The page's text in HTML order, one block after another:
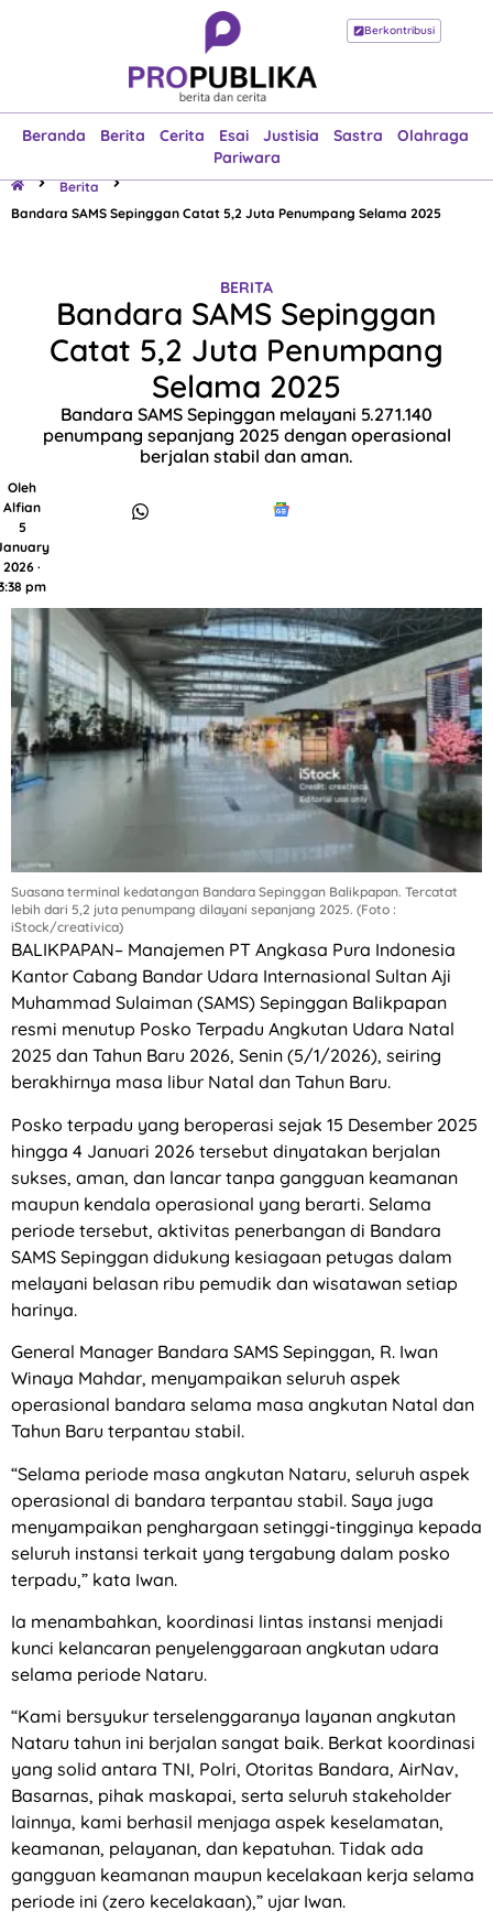
Berkontribusi
Beranda Berita Cerita Esai Justisia Sastra
Olahraga
Pariwara
Beranda
Esai
Justisia
Sastra
Olahraga
Pariwara
Berita
Bandara SAMS Sepinggan Catat 5,2 Juta Penumpang Selama 2025
BERITA
Bandara SAMS Sepinggan
Catat 5,2 Juta Penumpang
Selama 2025
Bandara SAMS Sepinggan melayani 5.271.140
penumpang sepanjang 2025 dengan operasional
berjalan stabil dan aman.
Oleh
Alfian
5
2026 ·
pm
Suasana terminal kedatangan Bandara Sepinggan Balikpapan. Tercatat
lebih dari 5,2 juta penumpang dilayani sepanjang 2025. (Foto :
iStock/creativica)
BALIKPAPAN– Manajemen PT Angkasa Pura Indonesia
Kantor Cabang Bandar Udara Internasional Sultan Aji
Muhammad Sulaiman (SAMS) Sepinggan Balikpapan
resmi menutup Posko Terpadu Angkutan Udara Natal
2025 dan Tahun Baru 2026, Senin (5/1/2026), seiring
berakhirnya masa libur Natal dan Tahun Baru.
Posko terpadu yang beroperasi sejak 15 Desember 2025
hingga 4 Januari 2026 tersebut dinyatakan berjalan
sukses, aman, dan lancar tanpa gangguan keamanan
maupun kendala operasional yang berarti. Selama
periode tersebut, aktivitas penerbangan di Bandara
SAMS Sepinggan didukung kesiagaan petugas dalam
melayani belasan ribu pemudik dan wisatawan setiap
harinya.
General Manager Bandara SAMS Sepinggan, R. Iwan
Winaya Mahdar, menyampaikan seluruh aspek
operasional bandara selama masa angkutan Natal dan
Tahun Baru terpantau stabil.
“Selama periode masa angkutan Nataru, seluruh aspek
operasional di bandara terpantau stabil. Saya juga
menyampaikan penghargaan setinggi-tingginya kepada
seluruh instansi terkait yang tergabung dalam posko
terpadu,” kata Iwan.
Ia menambahkan, koordinasi lintas instansi menjadi
kunci kelancaran penyelenggaraan angkutan udara
selama periode Nataru.
“Kami bersyukur terselenggaranya layanan angkutan
Nataru tahun ini berjalan sangat baik. Berkat koordinasi
yang solid antara TNI, Polri, Otoritas Bandara, AirNav,
Basarnas, pihak maskapai, serta seluruh stakeholder
lainnya, kami berhasil menjaga aspek keselamatan,
keamanan, pelayanan, dan kepatuhan. Tidak ada
gangguan keamanan maupun kecelakaan kerja selama
periode ini (zero kecelakaan),” ujar Iwan.